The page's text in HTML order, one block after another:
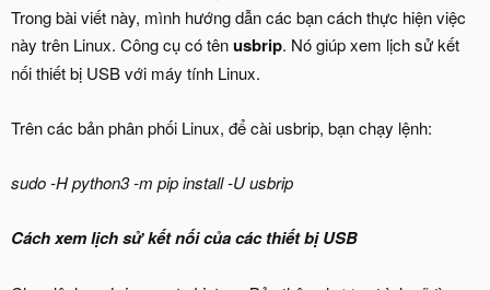
Trong bài viết này, mình hướng dẫn các bạn cách thực hiện việc
này trên Linux. Công cụ có tênusbrip. Nó giúp xem lịch sử kết
nối thiết bị USB với máy tính Linux.
Trên các bản phân phối Linux, để cài usbrip, bạn chạy lệnh:
sudo -H python3 -m pip install -U usbrip
Cách xem lịch sử kết nối của các thiết bị USB